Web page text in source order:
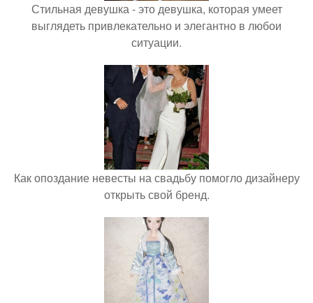
Стильная девушка - это девушка, которая умеет
выглядеть привлекательно и элегантно в любои
ситуации.
Как опоздание невесты на свадьбу помогло дизайнеру
открыть свой бренд.